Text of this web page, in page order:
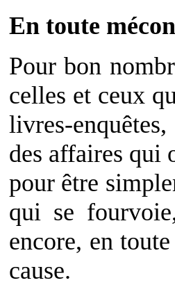
En toute
Pour bon
celles et ceux
livres-
des affaires qui
pour être
qui se
encore, en
cause.